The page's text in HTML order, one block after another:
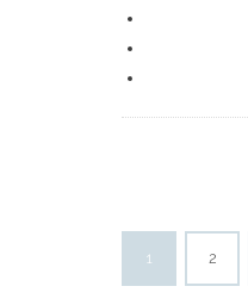
1 2